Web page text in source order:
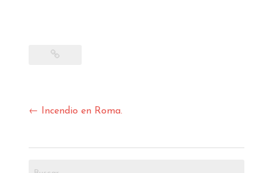
Navegación
← Incendio en Roma.